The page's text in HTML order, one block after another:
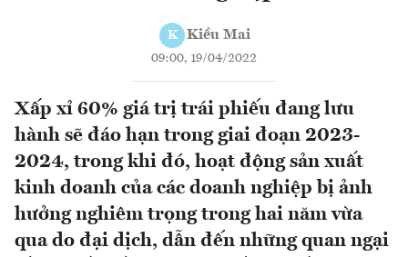
K Kiều Mai
09:00, 19/04/2022
Xấp xỉ 60% giá trị trái phiếu đang lưu
hành sẽ đáo hạn trong giai đoạn 2023-
2024, trong khi đó, hoạt động sản xuất
kinh doanh của các doanh nghiệp bị ảnh
hưởng nghiêm trọng trong hai năm vừa
qua do đại dịch, dẫn đến những quan ngại